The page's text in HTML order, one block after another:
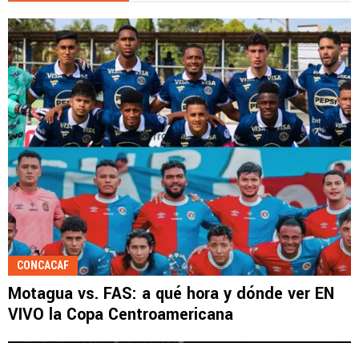
CONCACAF
Motagua vs. FAS: a qué hora y dónde ver EN
VIVO la Copa Centroamericana